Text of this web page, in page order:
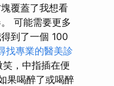
覆蓋了我想看
可能需要更多
到了一個 100
找專業的醫美診
，中指插在便
果喝醉了或喝醉